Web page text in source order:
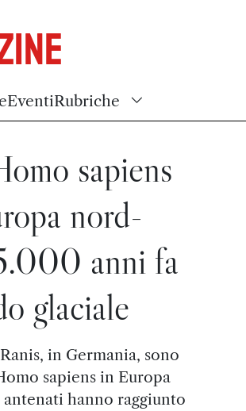
EventiRubriche
sapiens
nord-
anni fa
glaciale
in Germania, sono
sapiens in Europa
hanno raggiunto